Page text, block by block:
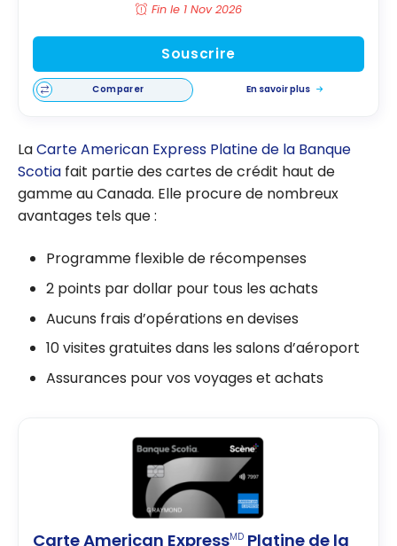
Fin le 1 Nov 2026
Souscrire
Comparer En savoir plus
LaCarte American Express Platine de la Banque
Scotia fait partie des cartes de crédit haut de
gamme au Canada. Elle procure de nombreux
avantages tels que :
Programme flexible de récompenses
2 points par dollar pour tous les achats
Aucuns frais d’opérations en devises
10 visites gratuites dans les salons d’aéroport
Assurances pour vos voyages et achats
Carte American ExpressMD Platine de la